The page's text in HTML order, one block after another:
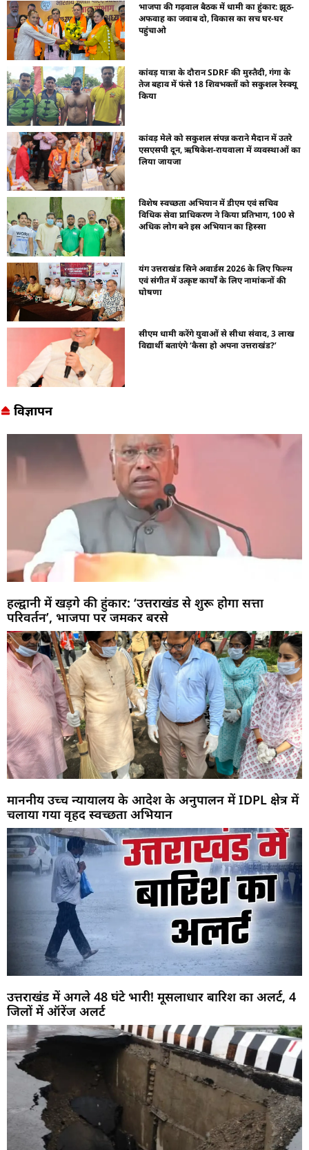
भाजपा की गढ़वाल बैठक में धामी का हुंकार: झूठ-
अफवाह का जवाब दो, विकास का सच घर-घर
पहुंचाओ
कांवड़ यात्रा के दौरान SDRF की मुस्तैदी, गंगा के
तेज बहाव में फंसे 18 शिवभक्तों को सकुशल रेस्क्यू
किया
कांवड़ मेले को सकुशल संपन्न कराने मैदान में उतरे
एसएसपी दून, ऋषिकेश-रायवाला में व्यवस्थाओं का
लिया जायजा
विशेष स्वच्छता अभियान में डीएम एवं सचिव
विधिक सेवा प्राधिकरण ने किया प्रतिभाग, 100 से
अधिक लोग बने इस अभियान का हिस्सा
यंग उत्तराखंड सिने अवार्डस 2026 के लिए फिल्म
एवं संगीत में उत्कृष्ट कार्यों के लिए नामांकनों की
घोषणा
सीएम धामी करेंगे युवाओं से सीधा संवाद, 3 लाख
विद्यार्थी बताएंगे ‘कैसा हो अपना उत्तराखंड?’
विज्ञापन
हल्द्वानी में खड़गे की हुंकार: ‘उत्तराखंड से शुरू होगा सत्ता
परिवर्तन’, भाजपा पर जमकर बरसे
माननीय उच्च न्यायालय के आदेश के अनुपालन में IDPL क्षेत्र में
चलाया गया वृहद स्वच्छता अभियान
उत्तराखंड में अगले 48 घंटे भारी! मूसलाधार बारिश का अलर्ट, 4
जिलों में ऑरेंज अलर्ट